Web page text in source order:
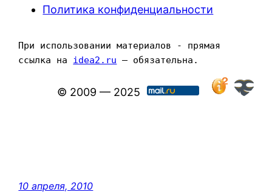
Политика конфиденциальности
При использовании материалов - прямая
ссылка на idea2.ru — обязательна.
© 2009 — 2025
10 апреля, 2010